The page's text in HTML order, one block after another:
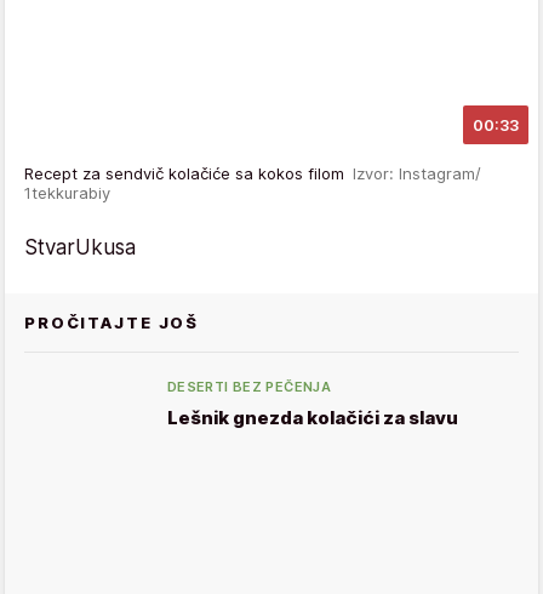
00:33
Recept za sendvič kolačiće sa kokos filom Izvor: Instagram/
1tekkurabiy
StvarUkusa
PROČITAJTE JOŠ
DESERTI BEZ PEČENJA
Lešnik gnezda kolačići za slavu